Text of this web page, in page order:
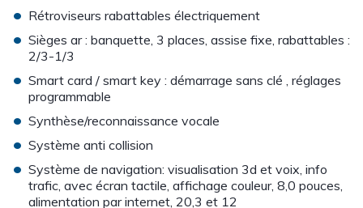
• Rétroviseurs rabattables électriquement
• Sièges ar : banquette, 3 places, assise fixe, rabattables :
2/3-1/3
• Smart card / smart key : démarrage sans clé , réglages
programmable
• Synthèse/reconnaissance vocale
• Système anti collision
• Système de navigation: visualisation 3d et voix, info
trafic, avec écran tactile, affichage couleur, 8,0 pouces,
alimentation par internet, 20,3 et 12